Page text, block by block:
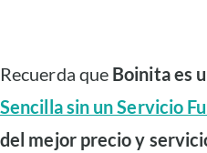
Recuerda que Boinita es
Sencilla sin un Servicio
del mejor precio y